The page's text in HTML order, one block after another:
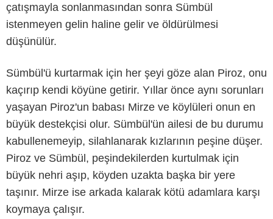
çatışmayla sonlanmasından sonra Sümbül
istenmeyen gelin haline gelir ve öldürülmesi
düşünülür.
Sümbül'ü kurtarmak için her şeyi göze alan Piroz, onu
kaçırıp kendi köyüne getirir. Yıllar önce aynı sorunları
yaşayan Piroz'un babası Mirze ve köylüleri onun en
büyük destekçisi olur. Sümbül'ün ailesi de bu durumu
kabullenemeyip, silahlanarak kızlarının peşine düşer.
Piroz ve Sümbül, peşindekilerden kurtulmak için
büyük nehri aşıp, köyden uzakta başka bir yere
taşınır. Mirze ise arkada kalarak kötü adamlara karşı
koymaya çalışır.